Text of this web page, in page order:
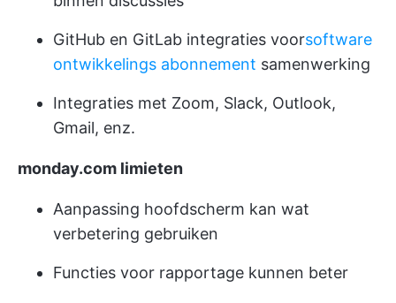
GitHub en GitLab integraties voorsoftware
ontwikkelings abonnement samenwerking
Integraties met Zoom, Slack, Outlook,
Gmail, enz.
monday.com limieten
Aanpassing hoofdscherm kan wat
verbetering gebruiken
Functies voor rapportage kunnen beter